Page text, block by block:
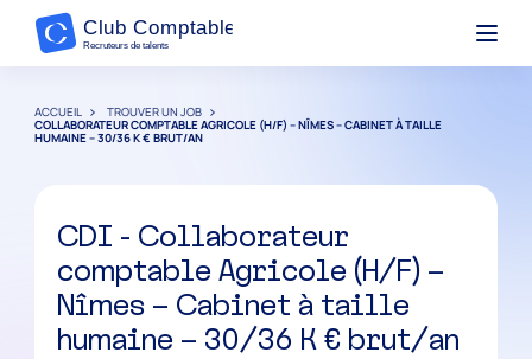
ACCUEIL
TROUVER UN JOB
COLLABORATEUR COMPTABLE AGRICOLE (H/F) – NÎMES – CABINET À TAILLE
HUMAINE – 30/36 K € BRUT/AN
CDI - Collaborateur
comptable Agricole (H/F) –
Nîmes – Cabinet à taille
humaine – 30/36 K € brut/an